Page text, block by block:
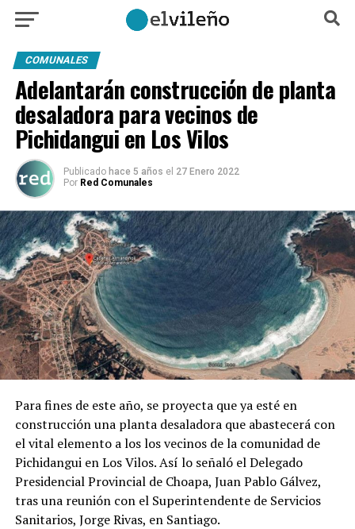
COMUNALES
Adelantarán construcción de planta
desaladora para vecinos de
Pichidangui en Los Vilos
Publicado hace 5 años el 27 Enero 2022
Por Red Comunales
Para fines de este año, se proyecta que ya esté en
construcción una planta desaladora que abastecerá con
el vital elemento a los los vecinos de la comunidad de
Pichidangui en Los Vilos. Así lo señaló el Delegado
Presidencial Provincial de Choapa, Juan Pablo Gálvez,
tras una reunión con el Superintendente de Servicios
Sanitarios, Jorge Rivas, en Santiago.